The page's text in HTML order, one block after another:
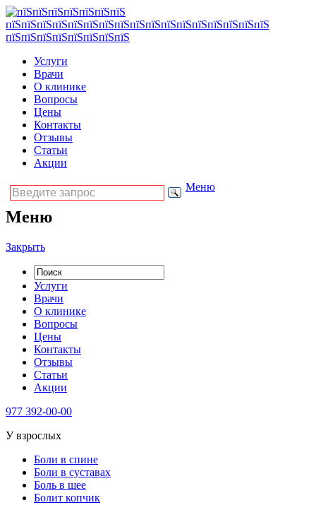
Услуги
Врачи
О клинике
Вопросы
Цены
Контакты
Отзывы
Статьи
Акции
Меню
Меню
Закрыть
Услуги
Врачи
О клинике
Вопросы
Цены
Контакты
Отзывы
Статьи
Акции
977 392-00-00
У взрослых
Боли в спине
Боли в суставах
Боль в шее
Болит копчик